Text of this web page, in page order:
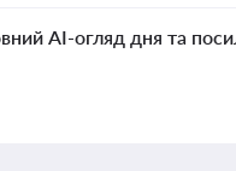
AI-огляд дня та